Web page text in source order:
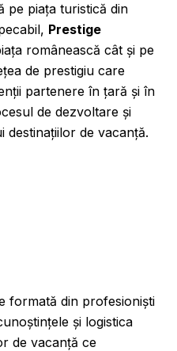
pe piața turistică din
Prestige
românească cât și pe
de prestigiu care
partenere în țară și în
de dezvoltare și
de vacanță.
formată din profesioniști
și logistica
de vacanță ce